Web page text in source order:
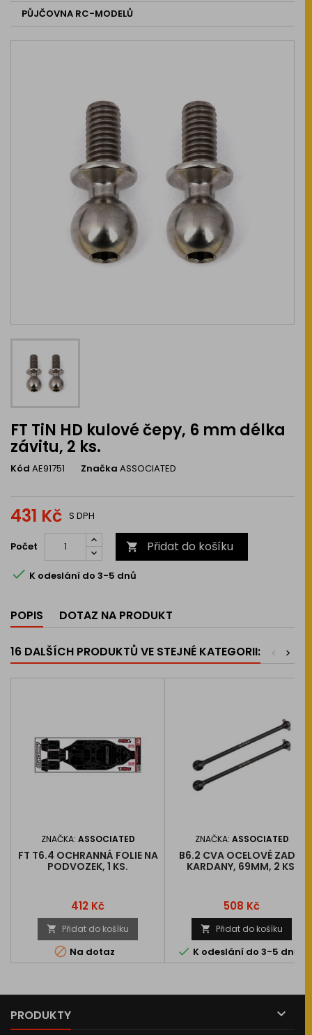
PŮJČOVNA RC-MODELŮ
FT TiN HD kulové čepy, 6 mm délka
závitu, 2 ks.
Kód AE91751 Značka ASSOCIATED
431 Kč S DPH
Počet  Přidat do košíku
 K odeslání do 3-5 dnů
POPIS DOTAZ NA PRODUKT
16 DALŠÍCH PRODUKTŮ VE STEJNÉ KATEGORII: >
<
ZNAČKA: ASSOCIATED
FT T6.4 OCHRANNÁ FOLIE NA
PODVOZEK, 1 KS.
Cena
412 Kč
 Přidat do košíku
 Na dotaz
ZNAČKA: ASSOCIATED
B6.2 CVA OCELOVÉ ZADNÍ
KARDANY, 69MM, 2 KS.
Cena
508 Kč
 Přidat do košíku
 K odeslání do 3-5 dnů
PRODUKTY 